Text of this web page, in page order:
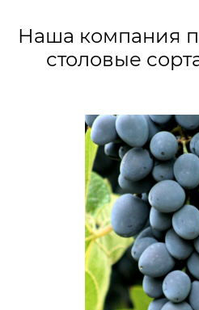
Наша компания
столовые